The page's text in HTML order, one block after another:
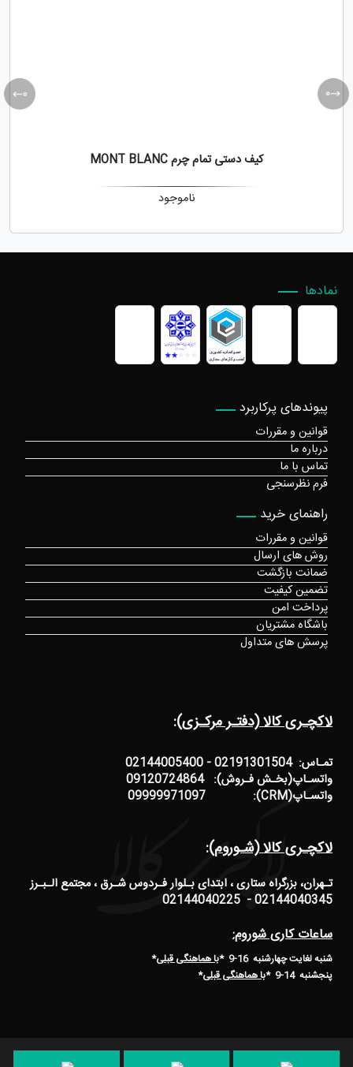
کیف دستی تمام چرم MONT BLANC
ناموجود
لاکچـری کالا (دفتـر مرکـزی):
تمـاس: 02191301504 - 02144005400
واتسـاپ(بخـش فـروش): 09120724864
واتسـاپ(CRM): 09999971097
لاکچـری کالا (شـوروم):
تـهران، بزرگراه ستاری ، ابتدای بـلوار فـردوس شـرق ، مجتمع الـبـرز
02144040345 - 02144040225
ساعات کاری شوروم:
شنبه لغایت چهارشنبه 16-9 * با هماهنگی قبلی*
پنجشنبه 14-9
*با هماهنگی قبلی*
پیوندهای پرکاربرد
قوانین و مقررات
درباره ما
تماس با ما
فرم نظرسنجی
راهنمای خرید
قوانین و مقررات
روش های ارسال
ضمانت بازگشت
تضمین کیفیت
پرداخت امن
باشگاه مشتریان
پرسش های متداول
نمادها